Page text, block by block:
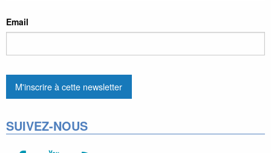
Email
SUIVEZ-NOUS